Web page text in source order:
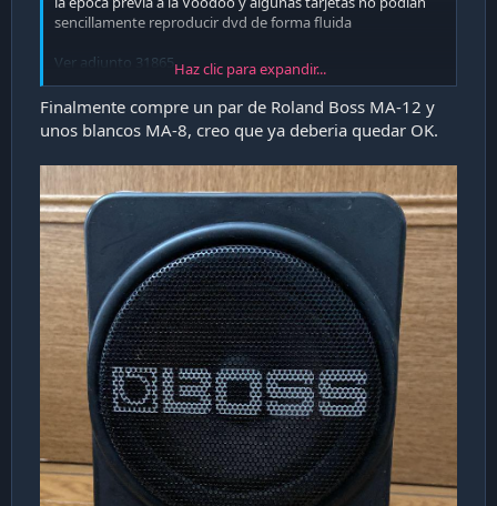
sencillamente reproducir dvd de forma fluida
Ver adjunto 31865
Yo te puedo conseguir todo lo que necesitas aca (sonido,
parlantes, etc) pero el envío puede salir salado.
El envio de un paquete de hasta 5kg sin seguimiento
puede salir 20 lucas y demorarse unos 2 meses.... pero con
seguimiento y seguro hasta 85.
Haz clic para expandir...
Finalmente compre un par de Roland Boss MA-12 y
unos blancos MA-8, creo que ya deberia quedar OK.